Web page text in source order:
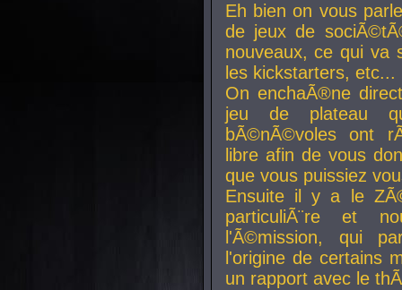
Eh bien on vous
de jeux de
nouveaux, ce qui va
les kickstarters, etc...
On enchaÃ®ne
jeu de plateau
bÃ©nÃ©voles ont
libre afin de vous
que vous puissiez
Ensuite il y a le
particuliÃ¨re et
l'Ã©mission, qui
l'origine de certains
un rapport avec le